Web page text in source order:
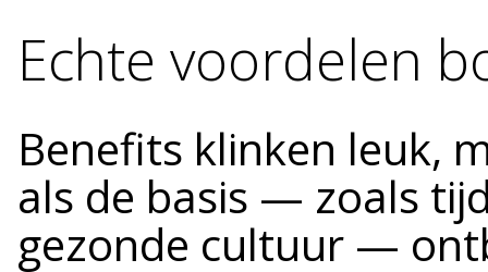
Echte voordelen
Benefits klinken leuk,
als de basis — zoals
gezonde cultuur —